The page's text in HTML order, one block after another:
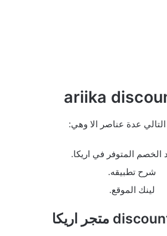
ariika
عدة عناصر الا وهي:
الخصم المتوفر في اريكا.
شرح تطبيقه.
لينك الموقع.